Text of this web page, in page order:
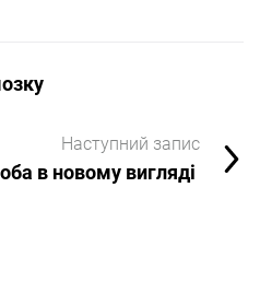
Наступний запис
в новому вигляді